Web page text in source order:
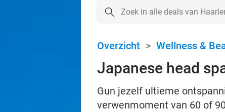
Overzicht > Wellness &
Japanese head
Gun jezelf ultieme
verwenmoment van 60 of